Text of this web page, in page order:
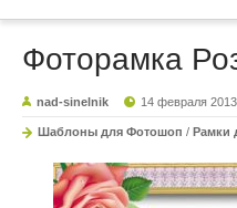
Фоторамка
nad-sinelnik 14 февраля 2013
Шаблоны для Фотошоп / Рамки